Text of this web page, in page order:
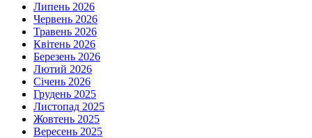
Липень 2026
Червень 2026
Травень 2026
Квітень 2026
Березень 2026
Лютий 2026
Січень 2026
Грудень 2025
Листопад 2025
Жовтень 2025
Вересень 2025